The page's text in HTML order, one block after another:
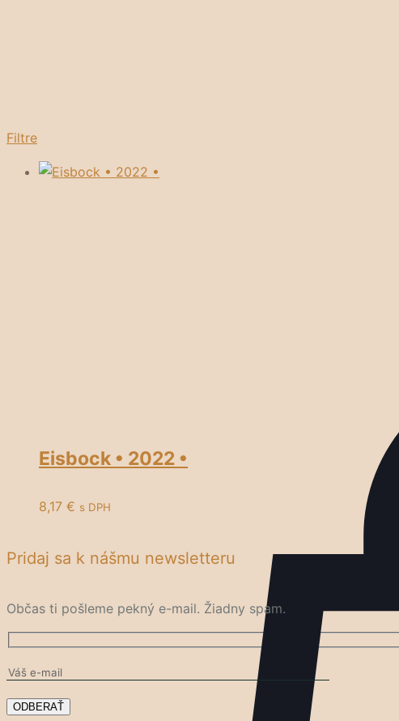
Filtre
Eisbock • 2022 •
8,17 € s DPH
Pridaj sa k nášmu newsletteru
Občas ti pošleme pekný e-mail. Žiadny spam.